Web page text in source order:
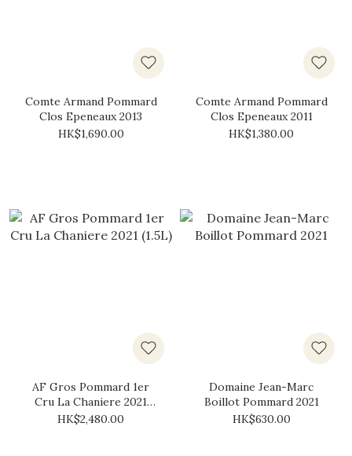
Comte Armand Pommard
Clos Epeneaux 2013
HK$1,690.00
Comte Armand Pommard
Clos Epeneaux 2011
HK$1,380.00
AF Gros Pommard 1er
Cru La Chaniere 2021
(1.5L)
HK$2,480.00
Domaine Jean-Marc
Boillot Pommard 2021
HK$630.00